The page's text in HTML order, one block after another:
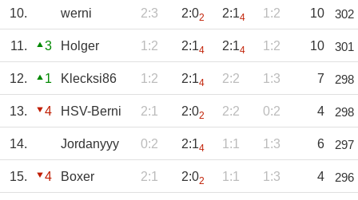
10. werni 2:3 2:02 2:14 1:2 10 302
11. 3 Holger 1:2 2:14 2:14 1:2 10 301
12. 1 Klecksi86 1:2 2:14 2:2 1:3 7 298
13. 4 HSV-Berni 2:1 2:02 2:2 0:2 4 298
14. Jordanyyy 0:2 2:14 1:1 1:3 6 297
15. 4 Boxer 2:1 2:02 1:1 1:3 4 296